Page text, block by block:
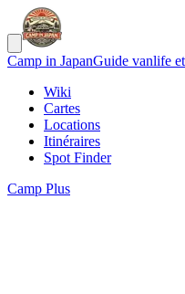
Camp in JapanGuide vanlife
Wiki
Cartes
Locations
Itinéraires
Spot Finder
Camp Plus